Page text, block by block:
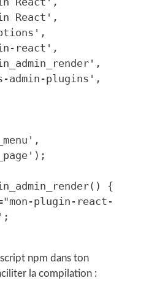
{
npm dans ton
la compilation :